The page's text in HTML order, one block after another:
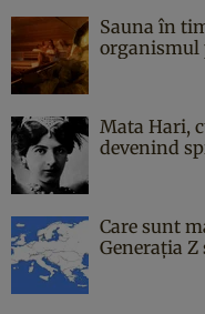
Sauna în
organismul
Mata Hari,
devenind
Care sunt
Generația